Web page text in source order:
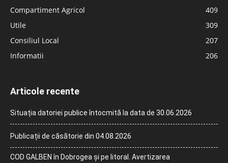
Compartiment Agricol
409
Utile
309
Consiliul Local
207
Informatii
206
Articole recente
Situația datoriei publice întocmită la data de 30.06.2026
Publicații de căsătorie din 04.08.2026
COD GALBEN în Dobrogea și pe litoral. Avertizarea